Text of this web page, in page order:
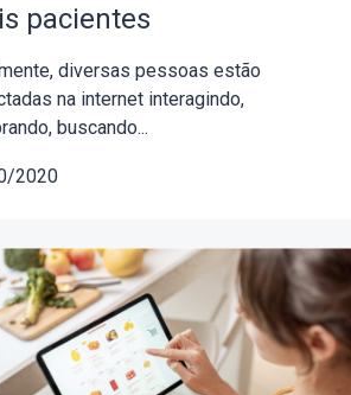
pacientes
diversas pessoas estão
na internet interagindo,
buscando...
2020